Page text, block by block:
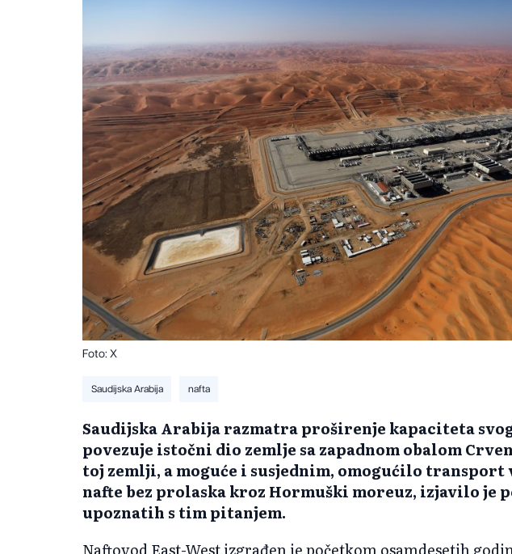
Foto: X
Saudijska Arabija nafta
Saudijska Arabija razmatra proširenje kapaciteta
povezuje istočni dio zemlje sa zapadnom obalom
toj zemlji, a moguće i susjednim, omogućilo
nafte bez prolaska kroz Hormuški moreuz, izjavilo je
upoznatih s tim pitanjem.
Naftovod East-West izgrađen je početkom osamdesetih